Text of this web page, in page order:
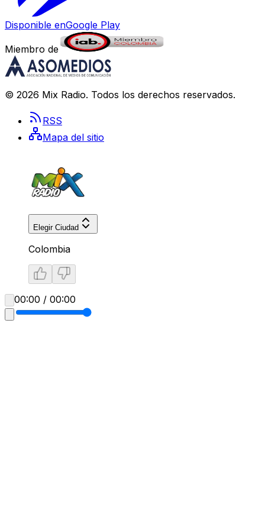
Disponible enGoogle Play
Miembro de
© 2026 Mix Radio. Todos los derechos reservados.
RSS
Mapa del sitio
Elegir Ciudad
Colombia
00:00 / 00:00